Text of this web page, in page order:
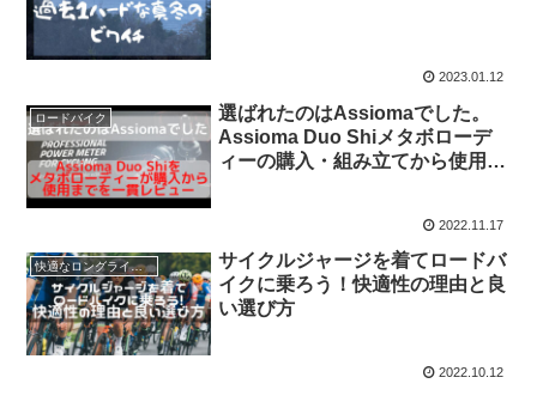
2023.01.12
ロードバイク
選ばれたのはAssiomaでした。
Assioma Duo Shiメタボローデ
ィーの購入・組み立てから使用ま
2022.11.17
快適なロングライドのためのアイテム
サイクルジャージを着てロードバ
イクに乗ろう！快適性の理由と良
い選び方
2022.10.12